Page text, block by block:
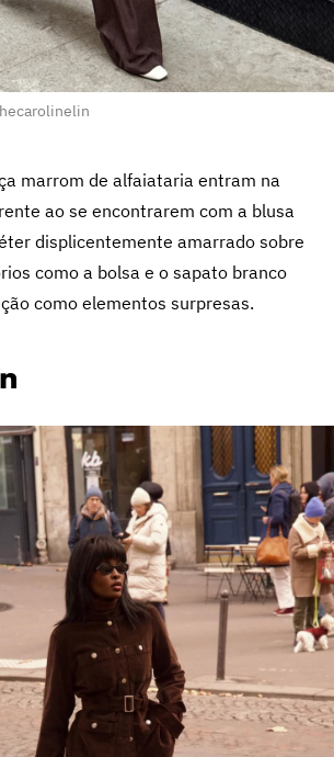
marrom de alfaiataria entram na
ao se encontrarem com a blusa
displicentemente amarrado sobre
como a bolsa e o sapato branco
como elementos surpresas.